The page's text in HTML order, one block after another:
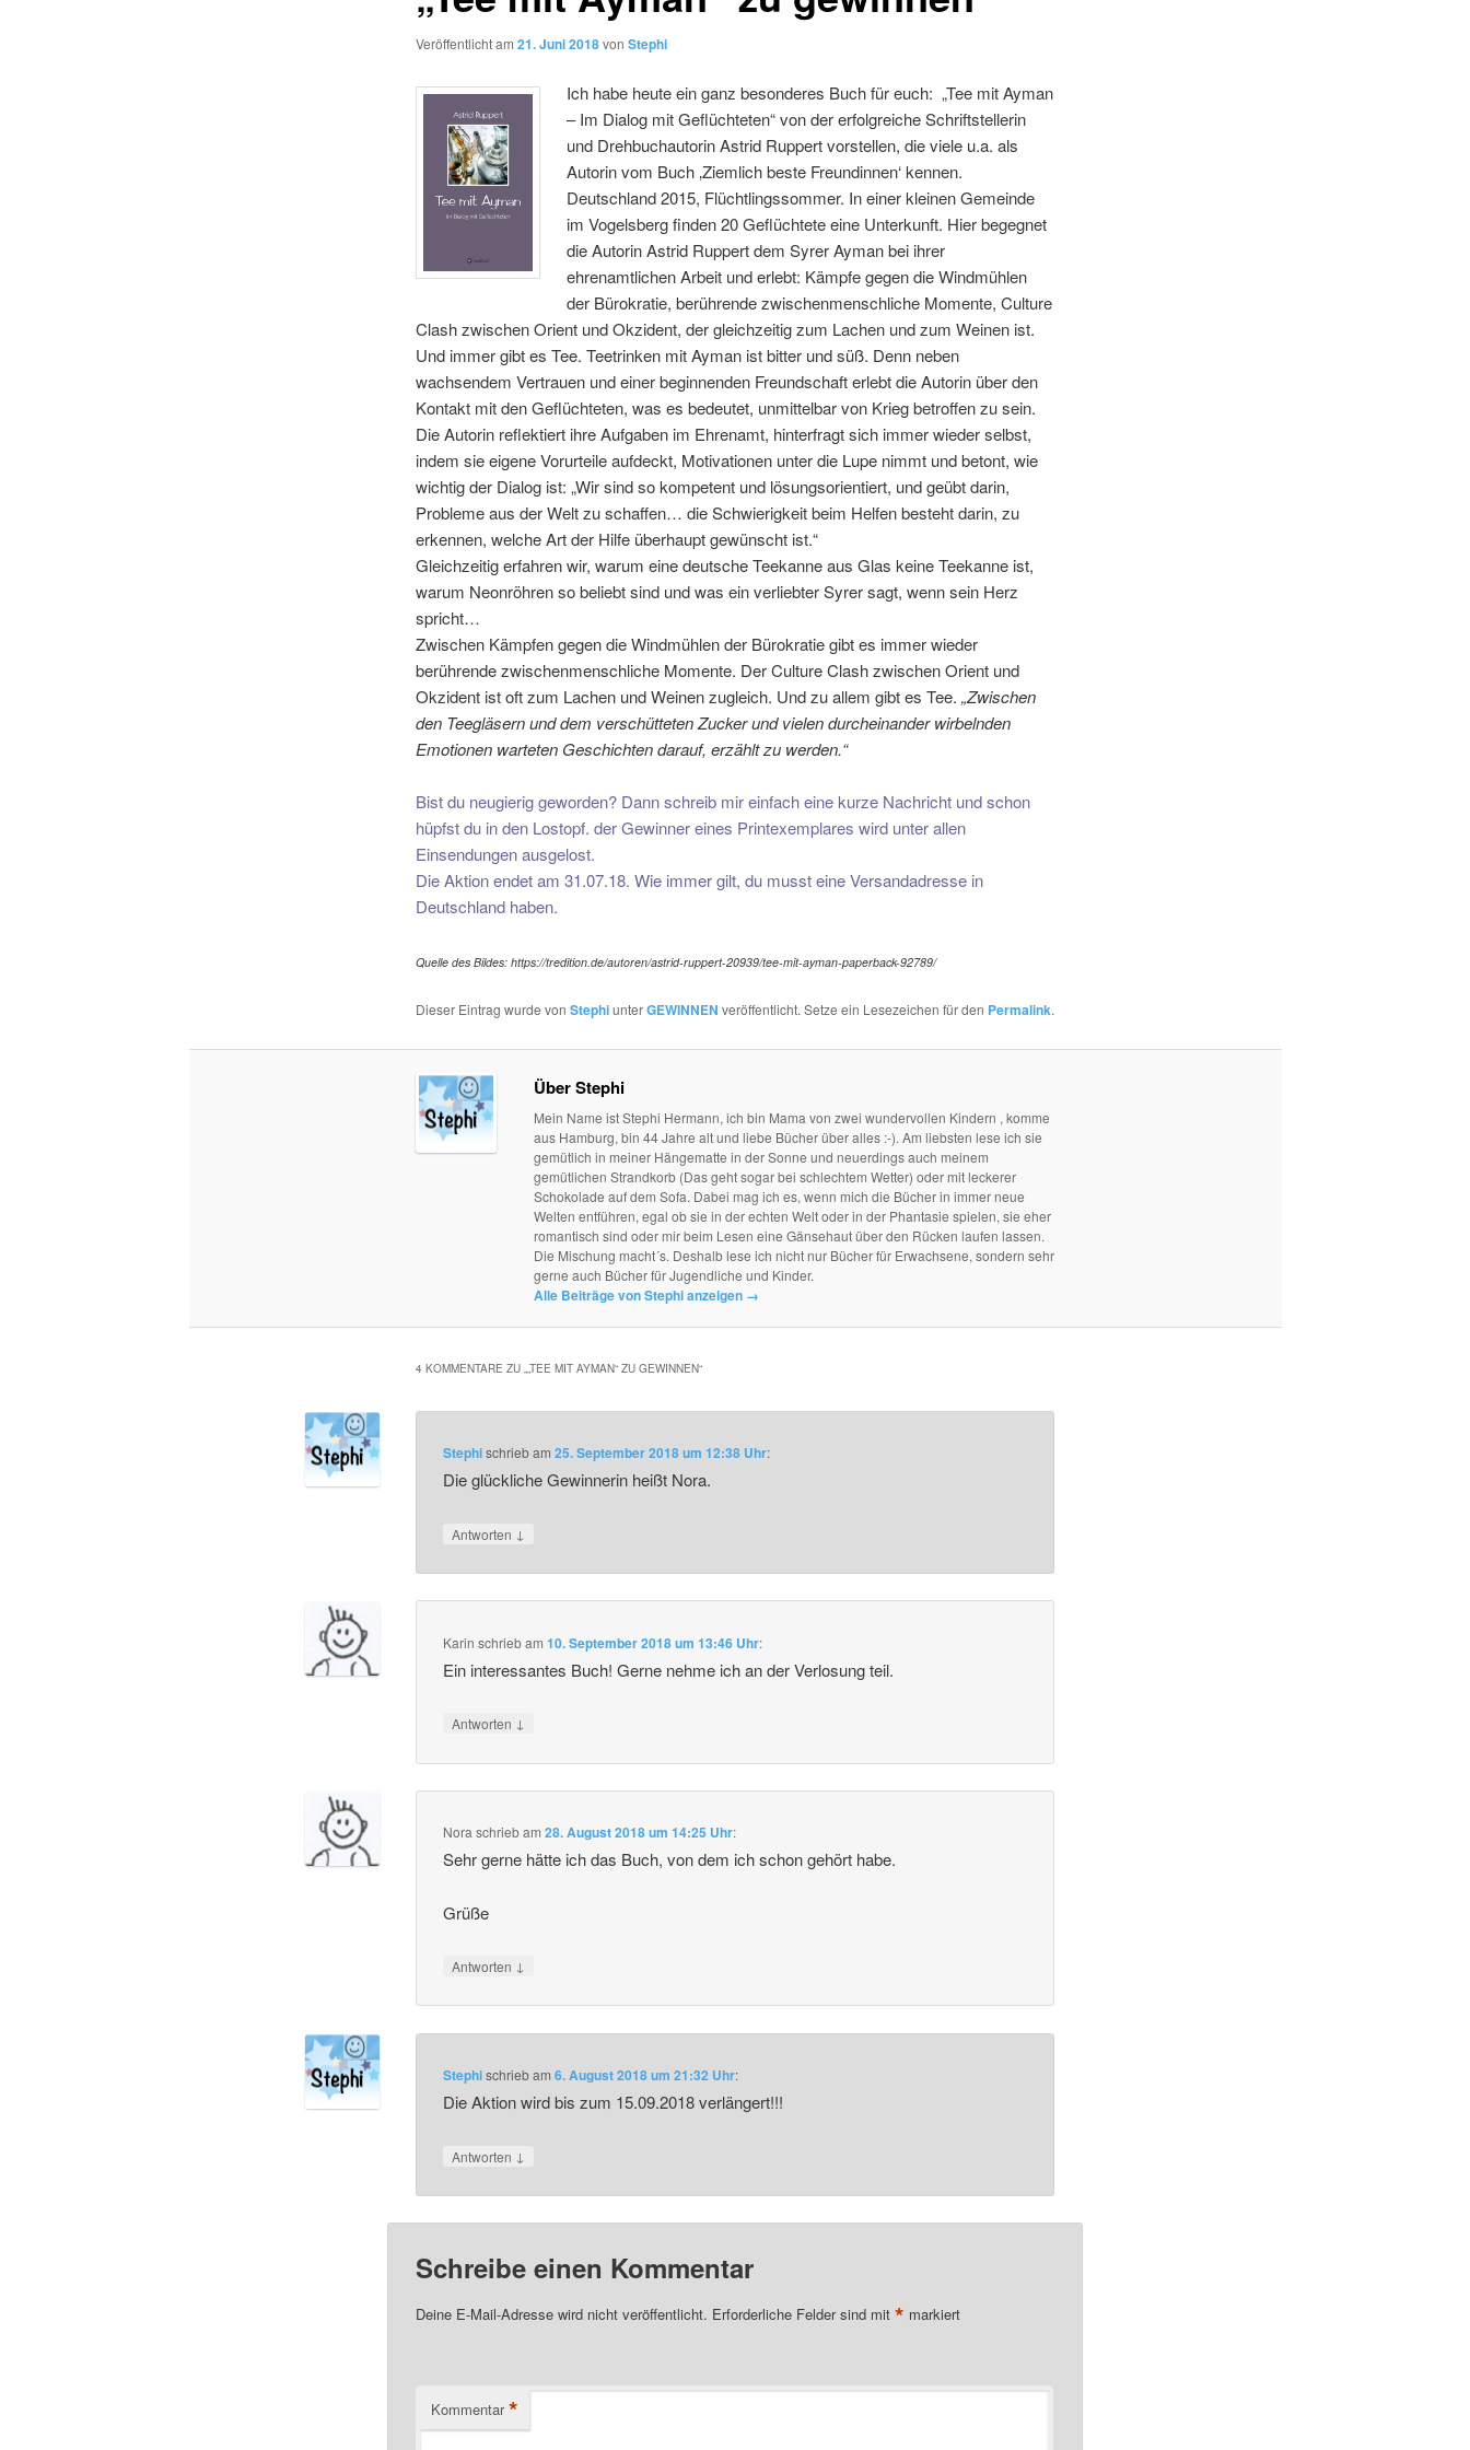
Veröffentlicht am 21. Juni 2018von Stephi
Ich habe heute ein ganz besonderes Buch für euch: „Tee mit Ayman
– Im Dialog mit Geflüchteten“ von der erfolgreiche Schriftstellerin
und Drehbuchautorin Astrid Ruppert vorstellen, die viele u.a. als
Autorin vom Buch ‚Ziemlich beste Freundinnen‘ kennen.
Deutschland 2015, Flüchtlingssommer. In einer kleinen Gemeinde
im Vogelsberg finden 20 Geflüchtete eine Unterkunft. Hier begegnet
die Autorin Astrid Ruppert dem Syrer Ayman bei ihrer
ehrenamtlichen Arbeit und erlebt: Kämpfe gegen die Windmühlen
der Bürokratie, berührende zwischenmenschliche Momente, Culture
Clash zwischen Orient und Okzident, der gleichzeitig zum Lachen und zum Weinen ist.
Und immer gibt es Tee. Teetrinken mit Ayman ist bitter und süß. Denn neben
wachsendem Vertrauen und einer beginnenden Freundschaft erlebt die Autorin über den
Kontakt mit den Geflüchteten, was es bedeutet, unmittelbar von Krieg betroffen zu sein.
Die Autorin reflektiert ihre Aufgaben im Ehrenamt, hinterfragt sich immer wieder selbst,
indem sie eigene Vorurteile aufdeckt, Motivationen unter die Lupe nimmt und betont, wie
wichtig der Dialog ist: „Wir sind so kompetent und lösungsorientiert, und geübt darin,
Probleme aus der Welt zu schaffen… die Schwierigkeit beim Helfen besteht darin, zu
erkennen, welche Art der Hilfe überhaupt gewünscht ist.“
Gleichzeitig erfahren wir, warum eine deutsche Teekanne aus Glas keine Teekanne ist,
warum Neonröhren so beliebt sind und was ein verliebter Syrer sagt, wenn sein Herz
spricht…
Zwischen Kämpfen gegen die Windmühlen der Bürokratie gibt es immer wieder
berührende zwischenmenschliche Momente. Der Culture Clash zwischen Orient und
Okzident ist oft zum Lachen und Weinen zugleich. Und zu allem gibt es Tee. „Zwischen
den Teegläsern und dem verschütteten Zucker und vielen durcheinander wirbelnden
Emotionen warteten Geschichten darauf, erzählt zu werden.“
Bist du neugierig geworden? Dann schreib mir einfach eine kurze Nachricht und schon
hüpfst du in den Lostopf. der Gewinner eines Printexemplares wird unter allen
Einsendungen ausgelost.
Die Aktion endet am 31.07.18. Wie immer gilt, du musst eine Versandadresse in
Deutschland haben.
Quelle des Bildes: https://tredition.de/autoren/astrid-ruppert-20939/tee-mit-ayman-paperback-92789/
Dieser Eintrag wurde von StephiunterGEWINNEN veröffentlicht. Setze ein Lesezeichen für den Permalink.
Über Stephi
Mein Name ist Stephi Hermann, ich bin Mama von zwei wundervollen Kindern , komme
aus Hamburg, bin 44 Jahre alt und liebe Bücher über alles :-). Am liebsten lese ich sie
gemütlich in meiner Hängematte in der Sonne und neuerdings auch meinem
gemütlichen Strandkorb (Das geht sogar bei schlechtem Wetter) oder mit leckerer
Schokolade auf dem Sofa. Dabei mag ich es, wenn mich die Bücher in immer neue
Welten entführen, egal ob sie in der echten Welt oder in der Phantasie spielen, sie eher
romantisch sind oder mir beim Lesen eine Gänsehaut über den Rücken laufen lassen.
Die Mischung macht´s. Deshalb lese ich nicht nur Bücher für Erwachsene, sondern sehr
gerne auch Bücher für Jugendliche und Kinder.
Alle Beiträge von Stephi anzeigen →
4 KOMMENTARE ZU „„TEE MIT AYMAN“ ZU GEWINNEN“
Stephischriebam25. September 2018 um 12:38 Uhr:
Die glückliche Gewinnerin heißt Nora.
Antworten ↓
Karin schriebam10. September 2018 um 13:46 Uhr:
Ein interessantes Buch! Gerne nehme ich an der Verlosung teil.
Antworten ↓
Nora schriebam28. August 2018 um 14:25 Uhr:
Sehr gerne hätte ich das Buch, von dem ich schon gehört habe.
Grüße
Antworten ↓
Stephischriebam6. August 2018 um 21:32 Uhr:
Die Aktion wird bis zum 15.09.2018 verlängert!!!
Antworten ↓
Schreibe einen Kommentar
Deine E-Mail-Adresse wird nicht veröffentlicht. Erforderliche Felder sind mit * markiert
Kommentar *